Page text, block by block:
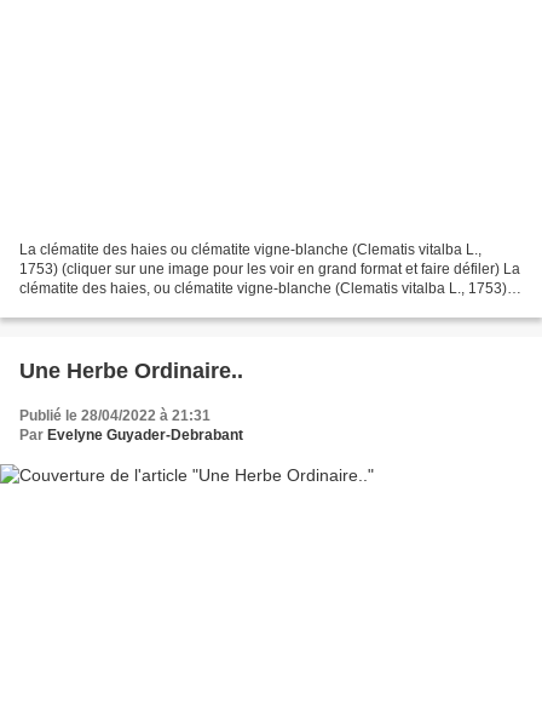
La clématite des haies ou clématite vigne-blanche (Clematis vitalba L.,
1753) (cliquer sur une image pour les voir en grand format et faire défiler) La
clématite des haies, ou clématite vigne-blanche (Clematis vitalba L., 1753),
Une Herbe Ordinaire..
Publié le 28/04/2022 à 21:31
Par Evelyne Guyader-Debrabant